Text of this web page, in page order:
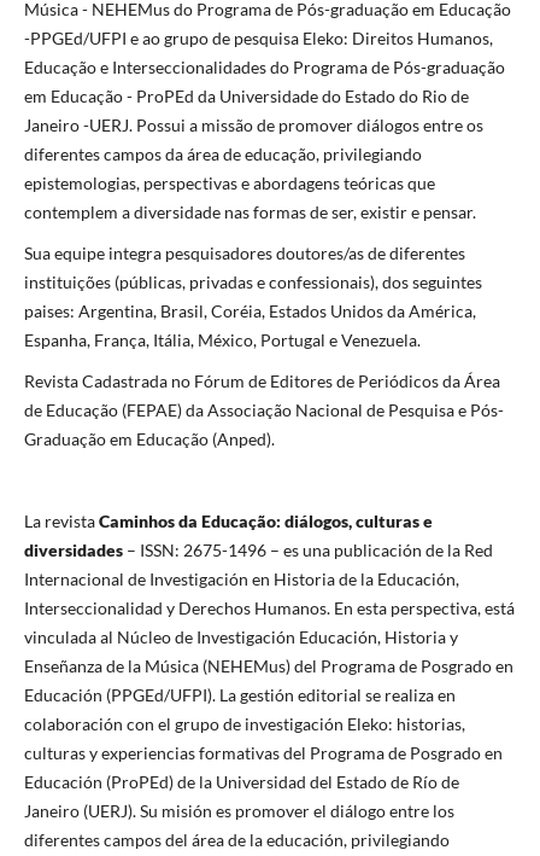
Música - NEHEMus do Programa de Pós-graduação em Educação
-PPGEd/UFPI e ao grupo de pesquisa Eleko: Direitos Humanos,
Educação e Interseccionalidades do Programa de Pós-graduação
em Educação - ProPEd da Universidade do Estado do Rio de
Janeiro -UERJ. Possui a missão de promover diálogos entre os
diferentes campos da área de educação, privilegiando
epistemologias, perspectivas e abordagens teóricas que
contemplem a diversidade nas formas de ser, existir e pensar.
Sua equipe integra pesquisadores doutores/as de diferentes
instituições (públicas, privadas e confessionais), dos seguintes
paises: Argentina, Brasil, Coréia, Estados Unidos da América,
Espanha, França, Itália, México, Portugal e Venezuela.
Revista Cadastrada no Fórum de Editores de Periódicos da Área
de Educação (FEPAE) da Associação Nacional de Pesquisa e Pós-
Graduação em Educação (Anped).
La revistaCaminhos da Educação: diálogos, culturas e
diversidades– ISSN: 2675-1496 – es una publicación de la Red
Internacional de Investigación en Historia de la Educación,
Interseccionalidad y Derechos Humanos. En esta perspectiva, está
vinculada al Núcleo de Investigación Educación, Historia y
Enseñanza de la Música (NEHEMus) del Programa de Posgrado en
Educación (PPGEd/UFPI). La gestión editorial se realiza en
colaboración con el grupo de investigación Eleko: historias,
culturas y experiencias formativas del Programa de Posgrado en
Educación (ProPEd) de la Universidad del Estado de Río de
Janeiro (UERJ). Su misión es promover el diálogo entre los
diferentes campos del área de la educación, privilegiando